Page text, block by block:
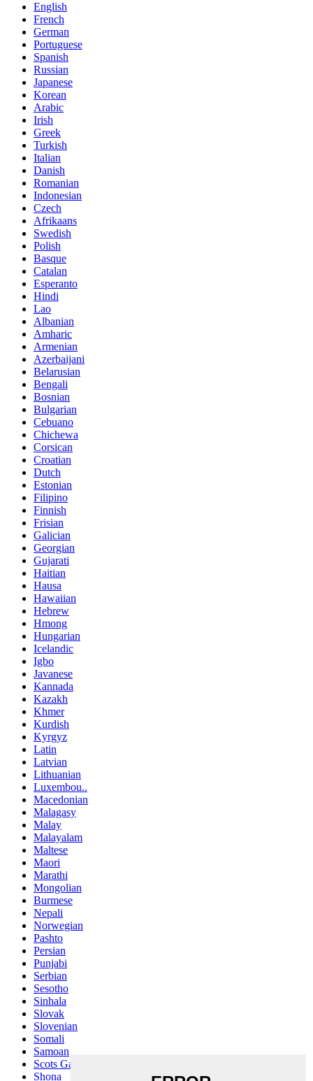
English
French
German
Portuguese
Spanish
Russian
Japanese
Korean
Arabic
Irish
Greek
Turkish
Italian
Danish
Romanian
Indonesian
Czech
Afrikaans
Swedish
Polish
Basque
Catalan
Esperanto
Hindi
Lao
Albanian
Amharic
Armenian
Azerbaijani
Belarusian
Bengali
Bosnian
Bulgarian
Cebuano
Chichewa
Corsican
Croatian
Dutch
Estonian
Filipino
Finnish
Frisian
Galician
Georgian
Gujarati
Haitian
Hausa
Hawaiian
Hebrew
Hmong
Hungarian
Icelandic
Igbo
Javanese
Kannada
Kazakh
Khmer
Kurdish
Kyrgyz
Latin
Latvian
Lithuanian
Luxembou..
Macedonian
Malagasy
Malay
Malayalam
Maltese
Maori
Marathi
Mongolian
Burmese
Nepali
Norwegian
Pashto
Persian
Punjabi
Serbian
Sesotho
Sinhala
Slovak
Slovenian
Somali
Samoan
Scots Gaelic
Shona